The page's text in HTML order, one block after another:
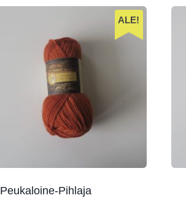
ALE!
Peukaloine-Pihlaja